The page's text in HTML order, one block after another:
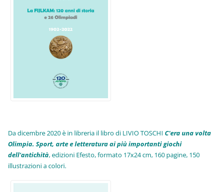
Da dicembre 2020 è in libreria il libro di LIVIO TOSCHIC'era una volta
Olimpia. Sport, arte e letteratura ai più importanti giochi
dell'antichità,edizioni Efesto, formato 17x24 cm, 160 pagine, 150
illustrazioni a colori.